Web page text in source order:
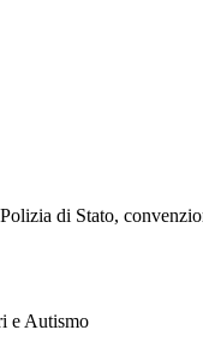
di Stato,
e Autismo